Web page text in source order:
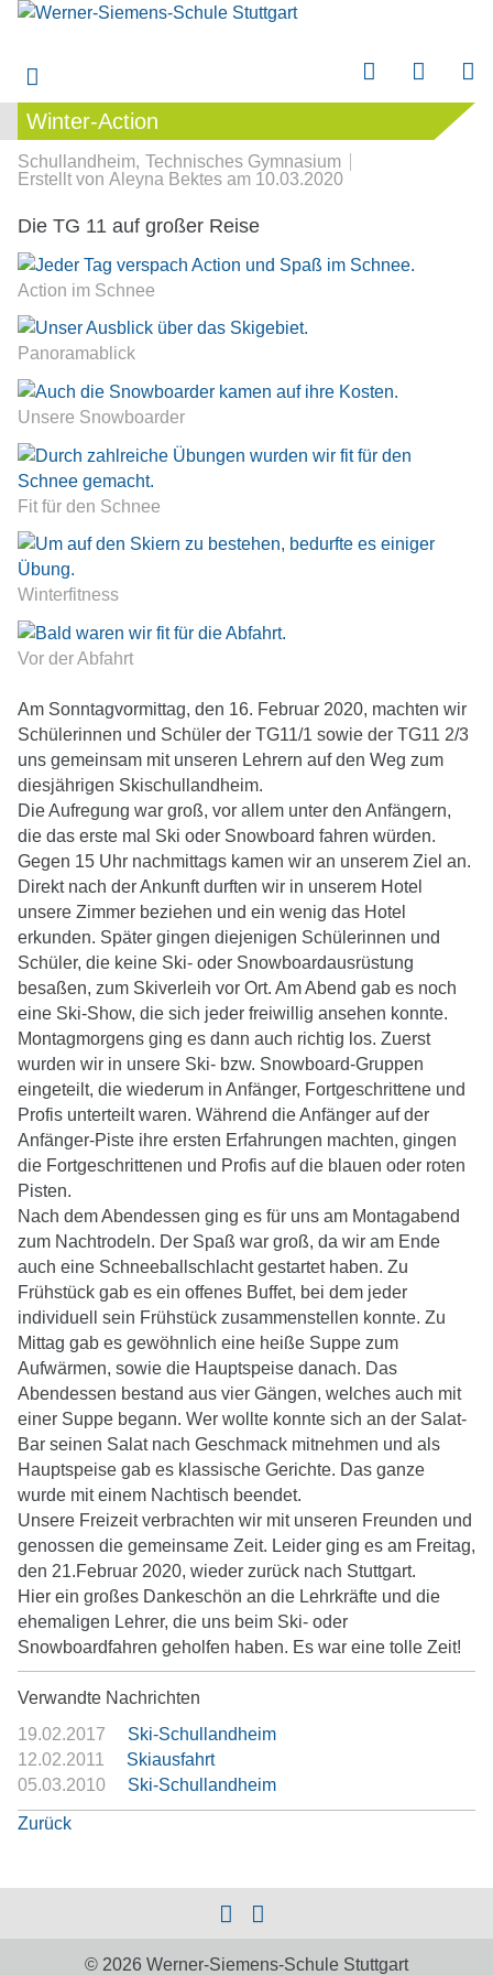
Winter-Action
Winter-Action
Schullandheim Technisches Gymnasium
Erstellt von Aleyna Bektes am 10.03.2020
Die TG 11 auf großer Reise
Action im Schnee
Panoramablick
Unsere Snowboarder
Fit für den Schnee
Winterfitness
Vor der Abfahrt
Am Sonntagvormittag, den 16. Februar 2020, machten wir
Schülerinnen und Schüler der TG11/1 sowie der TG11 2/3
uns gemeinsam mit unseren Lehrern auf den Weg zum
diesjährigen Skischullandheim.
Die Aufregung war groß, vor allem unter den Anfängern,
die das erste mal Ski oder Snowboard fahren würden.
Gegen 15 Uhr nachmittags kamen wir an unserem Ziel an.
Direkt nach der Ankunft durften wir in unserem Hotel
unsere Zimmer beziehen und ein wenig das Hotel
erkunden. Später gingen diejenigen Schülerinnen und
Schüler, die keine Ski- oder Snowboardausrüstung
besaßen, zum Skiverleih vor Ort. Am Abend gab es noch
eine Ski-Show, die sich jeder freiwillig ansehen konnte.
Montagmorgens ging es dann auch richtig los. Zuerst
wurden wir in unsere Ski- bzw. Snowboard-Gruppen
eingeteilt, die wiederum in Anfänger, Fortgeschrittene und
Profis unterteilt waren. Während die Anfänger auf der
Anfänger-Piste ihre ersten Erfahrungen machten, gingen
die Fortgeschrittenen und Profis auf die blauen oder roten
Pisten.
Nach dem Abendessen ging es für uns am Montagabend
zum Nachtrodeln. Der Spaß war groß, da wir am Ende
auch eine Schneeballschlacht gestartet haben. Zu
Frühstück gab es ein offenes Buffet, bei dem jeder
individuell sein Frühstück zusammenstellen konnte. Zu
Mittag gab es gewöhnlich eine heiße Suppe zum
Aufwärmen, sowie die Hauptspeise danach. Das
Abendessen bestand aus vier Gängen, welches auch mit
einer Suppe begann. Wer wollte konnte sich an der Salat-
Bar seinen Salat nach Geschmack mitnehmen und als
Hauptspeise gab es klassische Gerichte. Das ganze
wurde mit einem Nachtisch beendet.
Unsere Freizeit verbrachten wir mit unseren Freunden und
genossen die gemeinsame Zeit. Leider ging es am Freitag,
den 21.Februar 2020, wieder zurück nach Stuttgart.
Hier ein großes Dankeschön an die Lehrkräfte und die
ehemaligen Lehrer, die uns beim Ski- oder
Snowboardfahren geholfen haben. Es war eine tolle Zeit!
Verwandte Nachrichten
19.02.2017
Ski-Schullandheim
12.02.2011
Skiausfahrt
05.03.2010
Ski-Schullandheim
Zurück
© 2026 Werner-Siemens-Schule Stuttgart